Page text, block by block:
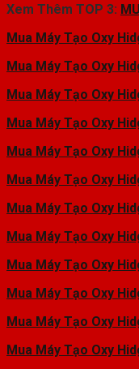
Xem Thêm TOP 3:
Mua Máy Tạo Oxy
Mua Máy Tạo Oxy
Mua Máy Tạo Oxy
Mua Máy Tạo Oxy
Mua Máy Tạo Oxy
Mua Máy Tạo Oxy
Mua Máy Tạo Oxy
Mua Máy Tạo Oxy
Mua Máy Tạo Oxy
Mua Máy Tạo Oxy
Mua Máy Tạo Oxy
Mua Máy Tạo Oxy